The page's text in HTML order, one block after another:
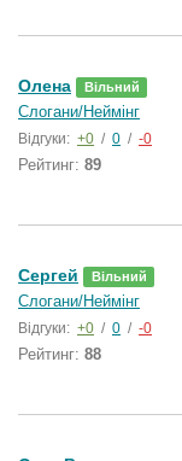
Олена Вільний
Слогани/Неймінг
Відгуки: +0 / 0 / -0
Рейтинг: 89
Сергей Вільний
Слогани/Неймінг
Відгуки: +0 / 0 / -0
Рейтинг: 88